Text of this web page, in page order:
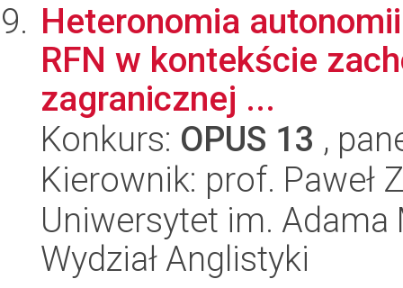
Heteronomia
RFN w kontekście
zagranicznej ...
Konkurs: OPUS 13 ,
Kierownik: prof. Paweł
Uniwersytet im.
Wydział Anglistyki